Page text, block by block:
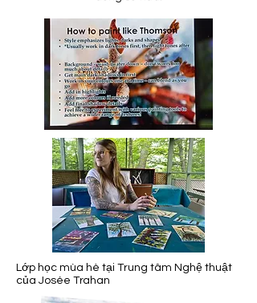
Lớp học mùa hè tại Trung tâm Nghệ thuật
của Josée Trahan